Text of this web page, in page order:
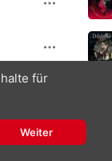
für
Weiter